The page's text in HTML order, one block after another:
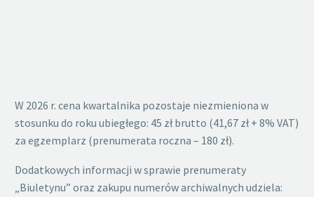
W 2026 r. cena kwartalnika pozostaje niezmieniona w
stosunku do roku ubiegłego: 45 zł brutto (41,67 zł + 8% VAT)
za egzemplarz (prenumerata roczna – 180 zł).
Dodatkowych informacji w sprawie prenumeraty
„Biuletynu” oraz zakupu numerów archiwalnych udziela: